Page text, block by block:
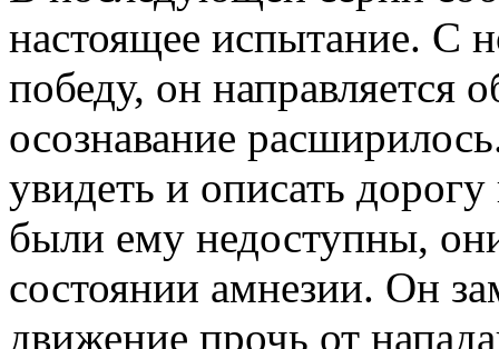
настоящее испытание. С
победу, он направляется
осознавание
увидеть и описать
были ему недоступны,
состоянии амнезии. Он
движение прочь от